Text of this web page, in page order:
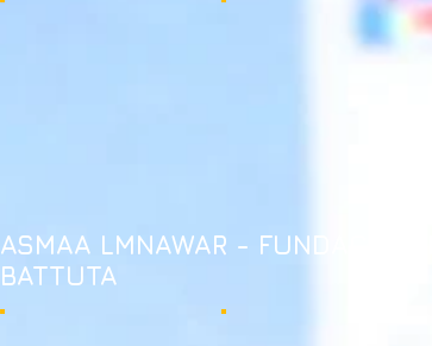
ASMAA LMNAWAR - FUNDACIÓ IBN
BATTUTA